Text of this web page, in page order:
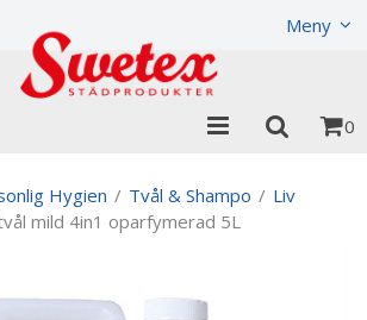
Meny
0
Hygien / Tvål & Shampo / Liv
mild 4in1 oparfymerad 5L